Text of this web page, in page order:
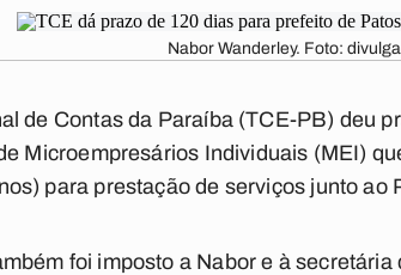
Nabor Wanderley. Foto:
de Contas da Paraíba (TCE-PB) deu
Microempresários Individuais (MEI)
para prestação de serviços junto ao
foi imposto a Nabor e à